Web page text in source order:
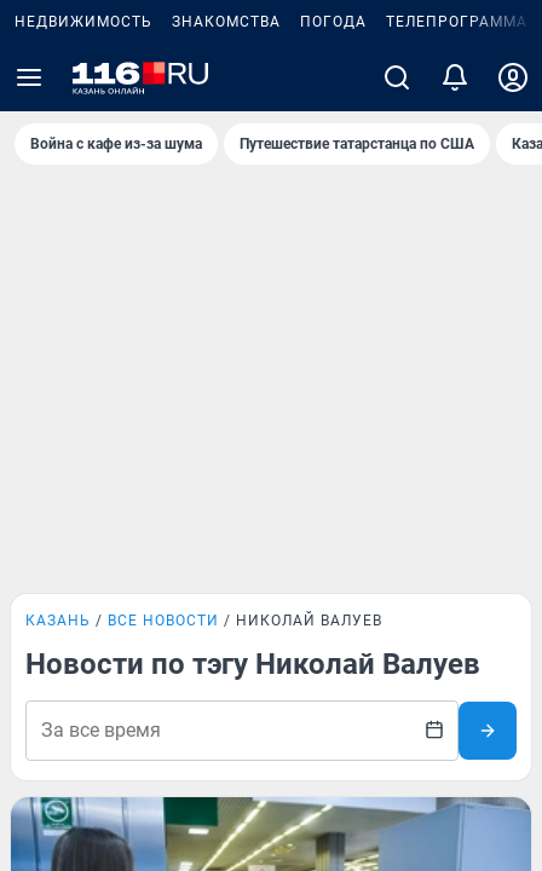
НЕДВИЖИМОСТЬ ЗНАКОМСТВА ПОГОДА ТЕЛЕПРОГРАММА
Война с кафе из-за шума Путешествие татарстанца по США
КАЗАНЬ ВСЕ НОВОСТИ НИКОЛАЙ ВАЛУЕВ
Новости по тэгу Николай Валуев